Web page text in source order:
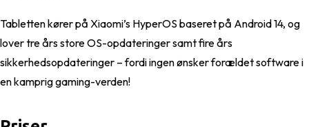
Tabletten kører på Xiaomi’s HyperOS baseret på Android 14, og
lover tre års store OS-opdateringer samt fire års
sikkerhedsopdateringer – fordi ingen ønsker forældet software i
en kamprig gaming-verden!